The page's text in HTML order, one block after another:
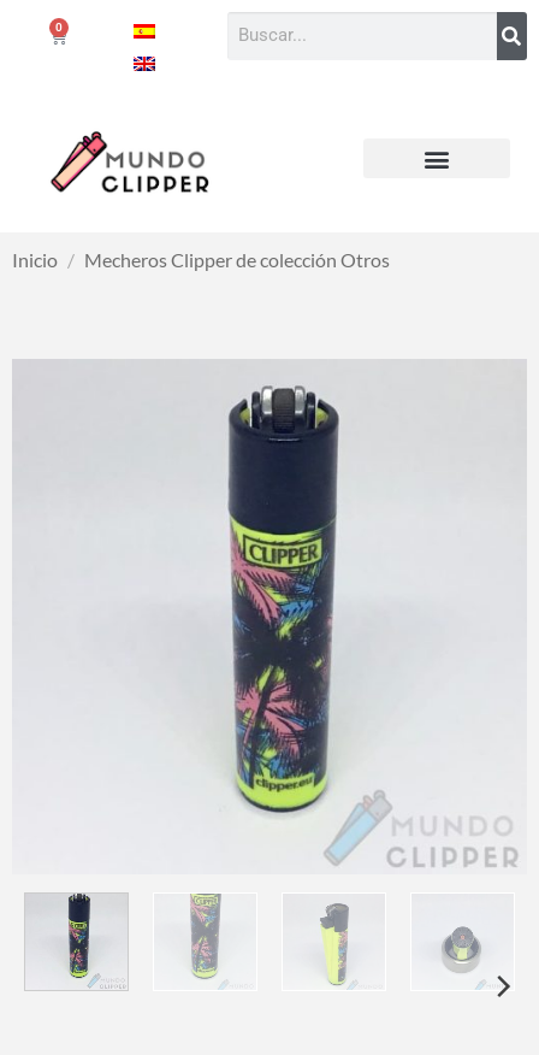
0
Inicio / Mecheros Clipper de colección Otros